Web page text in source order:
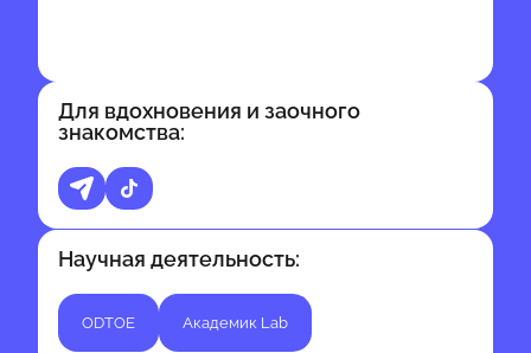
Для вдохновения и заочного
знакомства:
Научная деятельность:
ODTOE Академик Lab